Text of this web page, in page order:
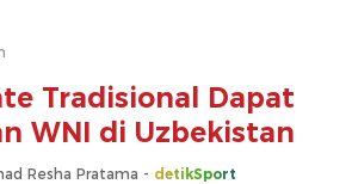
Tradisional Dapat
WNI di Uzbekistan
Resha Pratama - detikSport